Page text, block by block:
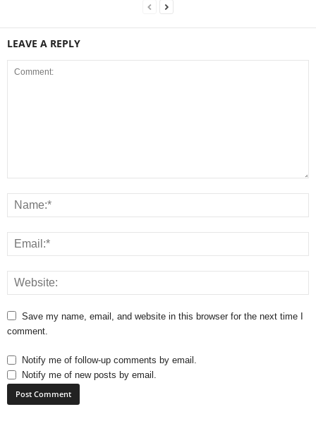
LEAVE A REPLY
Save my name, email, and website in this browser for the next time I
comment.
Notify me of follow-up comments by email.
Notify me of new posts by email.